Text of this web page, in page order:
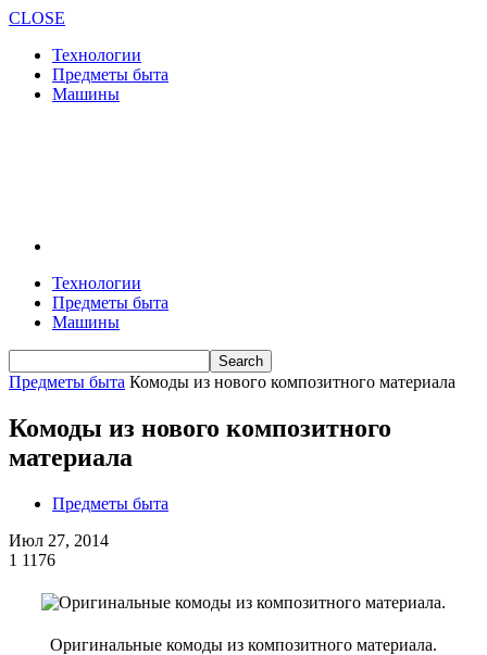
CLOSE
Технологии
Предметы быта
Машины
Технологии
Предметы быта
Машины
Предметы быта Комоды из нового композитного материала
Комоды из нового композитного
материала
Предметы быта
Июл 27, 2014
1 1176
Оригинальные комоды из композитного материала.